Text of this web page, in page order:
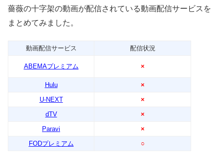
薔薇の十字架の動画が配信されている動画配信サービスを
まとめてみました。
動画配信サービス 配信状況
ABEMAプレミアム ×
Hulu
×
U-NEXT
×
dTV
×
Paravi
×
FODプレミアム
○